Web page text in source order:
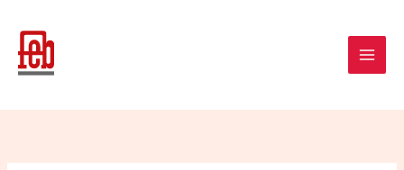
content